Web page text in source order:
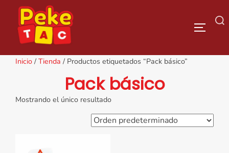
Saltar
contenido
Buscar:
Inicio / Tienda / Productos etiquetados “Pack básico”
Pack básico
Mostrando el único resultado